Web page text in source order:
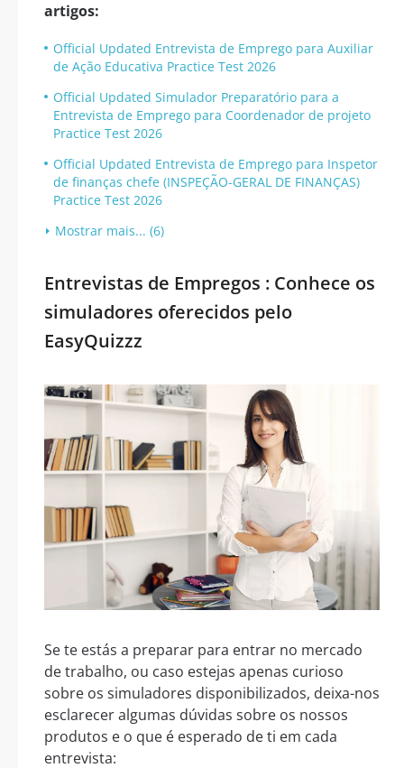
artigos:
Official Updated Entrevista de Emprego para Auxiliar
de Ação Educativa Practice Test 2026
Official Updated Simulador Preparatório para a
Entrevista de Emprego para Coordenador de projeto
Practice Test 2026
Official Updated Entrevista de Emprego para Inspetor
de finanças chefe (INSPEÇÃO-GERAL DE FINANÇAS)
Practice Test 2026
Mostrar mais... (6)
Entrevistas de Empregos : Conhece os
simuladores oferecidos pelo
EasyQuizzz
Se te estás a preparar para entrar no mercado
de trabalho, ou caso estejas apenas curioso
sobre os simuladores disponibilizados, deixa-nos
esclarecer algumas dúvidas sobre os nossos
produtos e o que é esperado de ti em cada
entrevista: